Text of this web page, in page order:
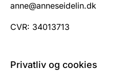
anne@anneseidelin.dk
CVR: 34013713
Privatliv og cookies